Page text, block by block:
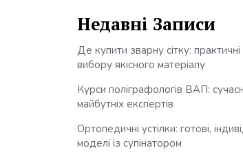
Недавні Записи
Де купити зварну сітку:
вибору якісного матеріалу
Курси поліграфологів ВАП:
майбутніх експертів
Ортопедичні устілки: готові,
моделі із супінатором